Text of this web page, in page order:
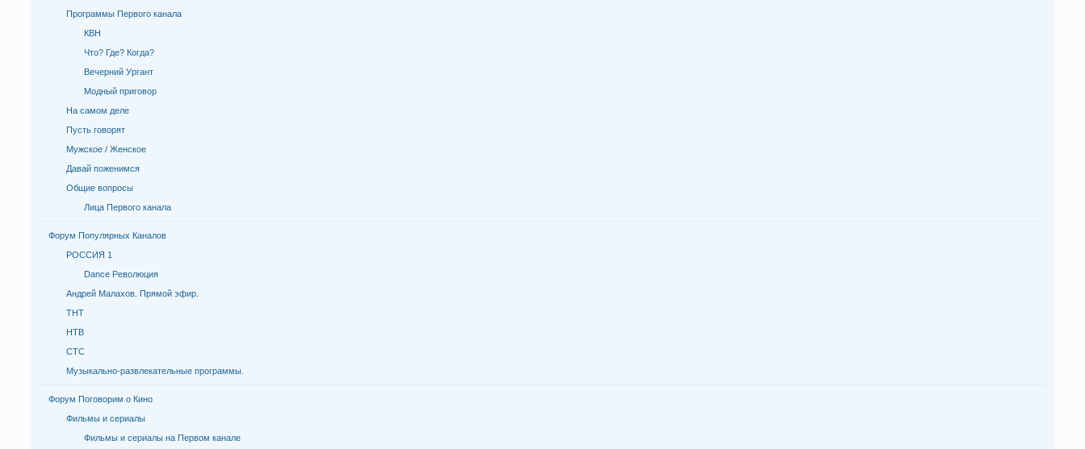
Программы Первого канала
КВН
Что? Где? Когда?
Вечерний Ургант
Модный приговор
На самом деле
Пусть говорят
Мужское / Женское
Давай поженимся
Общие вопросы
Лица Первого канала
Форум Популярных Каналов
РОССИЯ 1
Dance Революция
Андрей Малахов. Прямой эфир.
ТНТ
НТВ
СТС
Музыкально-развлекательные программы.
Форум Поговорим о Кино
Фильмы и сериалы
Фильмы и сериалы на Первом канале